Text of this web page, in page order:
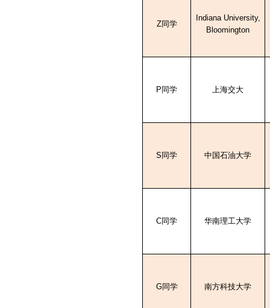
Z同学
Indiana University,
Bloomington
P 同学 上海交大
S 同学 中国石油大学
C同学 华南理工大学
G同学 南方科技大学